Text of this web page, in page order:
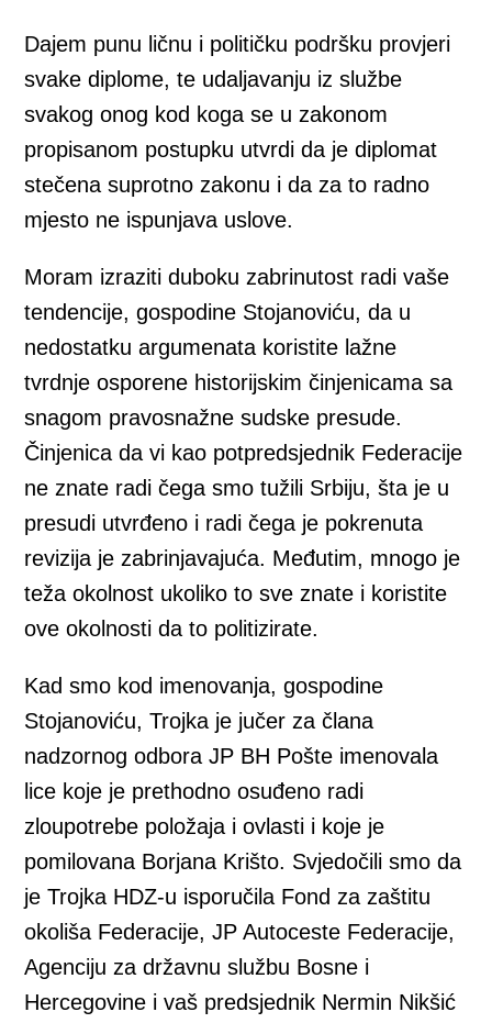
Dajem punu ličnu i političku podršku provjeri
svake diplome, te udaljavanju iz službe
svakog onog kod koga se u zakonom
propisanom postupku utvrdi da je diplomat
stečena suprotno zakonu i da za to radno
mjesto ne ispunjava uslove.
Moram izraziti duboku zabrinutost radi vaše
tendencije, gospodine Stojanoviću, da u
nedostatku argumenata koristite lažne
tvrdnje osporene historijskim činjenicama sa
snagom pravosnažne sudske presude.
Činjenica da vi kao potpredsjednik Federacije
ne znate radi čega smo tužili Srbiju, šta je u
presudi utvrđeno i radi čega je pokrenuta
revizija je zabrinjavajuća. Međutim, mnogo je
teža okolnost ukoliko to sve znate i koristite
ove okolnosti da to politizirate.
Kad smo kod imenovanja, gospodine
Stojanoviću, Trojka je jučer za člana
nadzornog odbora JP BH Pošte imenovala
lice koje je prethodno osuđeno radi
zloupotrebe položaja i ovlasti i koje je
pomilovana Borjana Krišto. Svjedočili smo da
je Trojka HDZ-u isporučila Fond za zaštitu
okoliša Federacije, JP Autoceste Federacije,
Agenciju za državnu službu Bosne i
Hercegovine i vaš predsjednik Nermin Nikšić